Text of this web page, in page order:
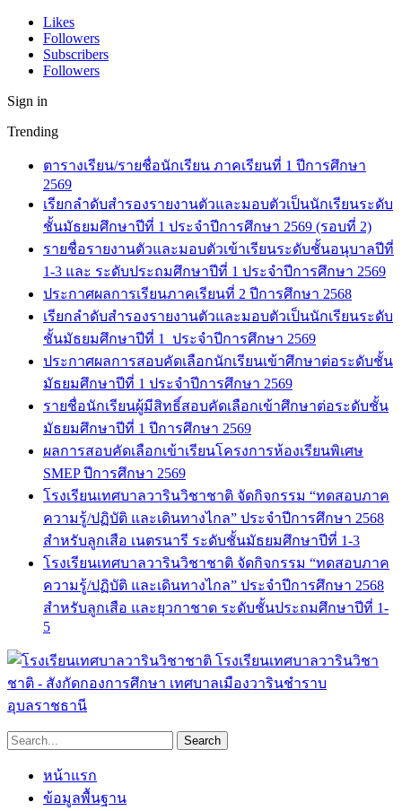
Likes
Followers
Subscribers
Followers
Sign in
Trending
ตารางเรียน/รายชื่อนักเรียน ภาคเรียนที่ 1 ปีการศึกษา
2569
เรียกลำดับสำรองรายงานตัวและมอบตัวเป็นนักเรียนระดับ
ชั้นมัธยมศึกษาปีที่ 1 ประจำปีการศึกษา 2569 (รอบที่ 2)
รายชื่อรายงานตัวและมอบตัวเข้าเรียนระดับชั้นอนุบาลปีที่
1-3 และ ระดับประถมศึกษาปีที่ 1 ประจำปีการศึกษา 2569
ประกาศผลการเรียนภาคเรียนที่ 2 ปีการศึกษา 2568
เรียกลำดับสำรองรายงานตัวและมอบตัวเป็นนักเรียนระดับ
ชั้นมัธยมศึกษาปีที่ 1 ประจำปีการศึกษา 2569
ประกาศผลการสอบคัดเลือกนักเรียนเข้าศึกษาต่อระดับชั้น
มัธยมศึกษาปีที่ 1 ประจำปีการศึกษา 2569
รายชื่อนักเรียนผู้มีสิทธิ์สอบคัดเลือกเข้าศึกษาต่อระดับชั้น
มัธยมศึกษาปีที่ 1 ปีการศึกษา 2569
ผลการสอบคัดเลือกเข้าเรียนโครงการห้องเรียนพิเศษ
SMEP ปีการศึกษา 2569
โรงเรียนเทศบาลวารินวิชาชาติ จัดกิจกรรม “ทดสอบภาค
ความรู้/ปฏิบัติ และเดินทางไกล” ประจำปีการศึกษา 2568
สำหรับลูกเสือ เนตรนารี ระดับชั้นมัธยมศึกษาปีที่ 1-3
โรงเรียนเทศบาลวารินวิชาชาติ จัดกิจกรรม “ทดสอบภาค
ความรู้/ปฏิบัติ และเดินทางไกล” ประจำปีการศึกษา 2568
สำหรับลูกเสือ และยุวกาชาด ระดับชั้นประถมศึกษาปีที่ 1-
5
โรงเรียนเทศบาลวารินวิชา
ชาติ - สังกัดกองการศึกษา เทศบาลเมืองวารินชำราบ
อุบลราชธานี
หน้าแรก
ข้อมูลพื้นฐาน